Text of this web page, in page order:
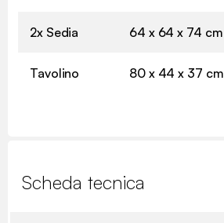
2x Sedia 64 x 64 x 74 cm
Tavolino 80 x 44 x 37 cm
Scheda tecnica